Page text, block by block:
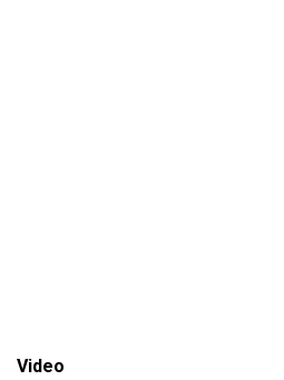
Video